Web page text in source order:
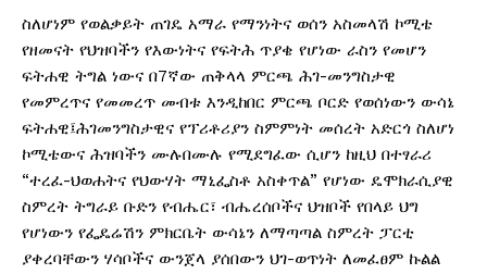
ስለሆነም የወልቃይት ጠገዴ አማራ የማንነትና ወሰን አስመላሽ ኮሚቴ
የዘመናት የህዝባችን የእውነትና የፍትሕ ጥያቄ የሆነው ራስን የመሆን
ፍትሐዊ ትግል ነውና በ7ኛው ጠቅላላ ምርጫ ሕገ-መንግስታዊ
የመምረጥና የመመረጥ መብቱ እንዲከበር ምርጫ ቦርድ የወሰነውን ውሳኔ
ፍትሐዊ፤ሕገመንግስታዊና የፕሪቶሪያን ስምምነት መሰረት አድርጎ ስለሆነ
ኮሚቴውና ሕዝባችን ሙሉበሙሉ የሚደግፈው ሲሆን ከዚህ በተፃራሪ
“ተረፈ-ህወሐትና የህውሃት ማኒፌስቶ አስቀጥል” የሆነው ዴሞክራሲያዊ
ስምረት ትግራይ ቡድን የብሔር፣ ብሔረሰቦችና ህዝቦች የበላይ ህግ
የሆነውን የፌዴሬሽን ምክርቤት ውሳኔን ለማጣጣል ስምረት ፓርቲ
ያቀረባቸውን ሃሳቦችና ውንጀላ ያሰበውን ህገ-ወጥነት ለመፈፀም ኩልል